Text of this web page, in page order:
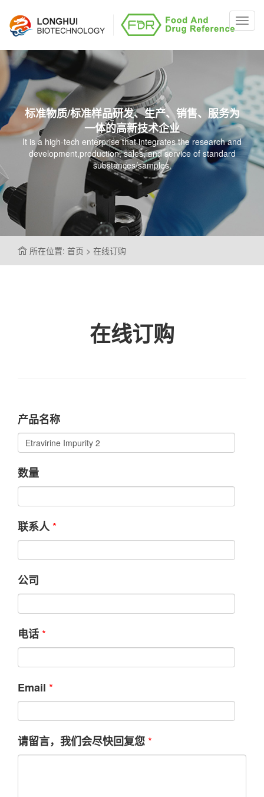
标准物质/标准样品研发、生产、销售、服务为
一体的高新技术企业
It is a high-tech enterprise that integrates the research and
development,production, sales, and service of standard
substances/samples.
所在位置: 首页 > 在线订购
在线订购
产品名称
数量
联系人 *
公司
电话 *
Email *
请留言，我们会尽快回复您 *